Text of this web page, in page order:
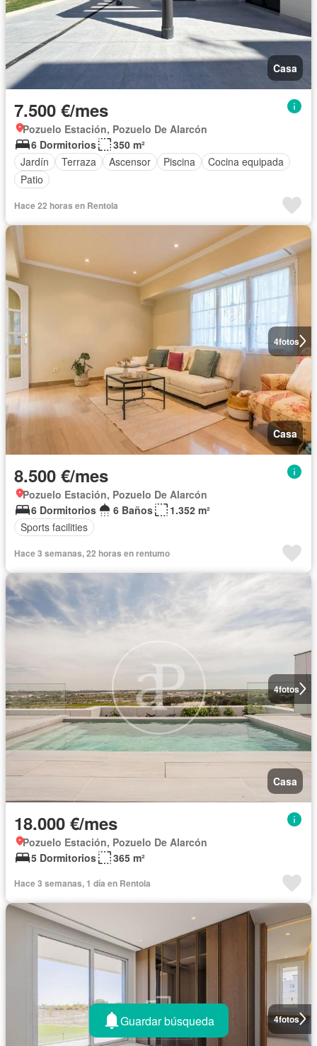
Casa
7.500 €/mes
Pozuelo Estación, Pozuelo De Alarcón
6 Dormitorios
350 m²
Jardín
Terraza Ascensor Piscina
Cocina equipada
Patio
Hace 22 horas en Rentola
4fotos
Casa
8.500 €/mes
Pozuelo Estación, Pozuelo De Alarcón
6 Dormitorios
6 Baños
1.352 m²
Sports facilities
Hace 3 semanas, 22 horas en rentumo
4fotos
Casa
18.000 €/mes
Pozuelo Estación, Pozuelo De Alarcón
5 Dormitorios
365 m²
Hace 3 semanas, 1 día en Rentola
4fotos
Guardar búsqueda